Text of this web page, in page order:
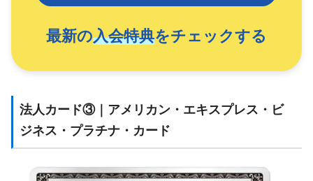
最新の入会特典をチェックする
法人カード③｜アメリカン・エキスプレス・ビ
ジネス・プラチナ・カード